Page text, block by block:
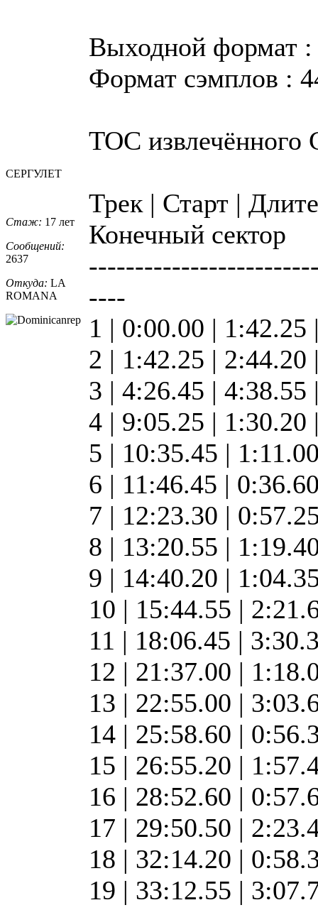
СЕРГУЛЕТ
Стаж: 17 лет
Сообщений:
2637
Откуда: LA
ROMANA
Выходной формат :
Формат сэмплов :
TOC извлечённого
Трек | Старт |
Конечный сектор
----
1 | 0:00.00 | 1:42.25
2 | 1:42.25 | 2:44.20
3 | 4:26.45 | 4:38.55
4 | 9:05.25 | 1:30.20
5 | 10:35.45 |
6 | 11:46.45 |
7 | 12:23.30 |
8 | 13:20.55 |
9 | 14:40.20 |
10 | 15:44.55 |
11 | 18:06.45 |
12 | 21:37.00 |
13 | 22:55.00 |
14 | 25:58.60 |
15 | 26:55.20 |
16 | 28:52.60 |
17 | 29:50.50 |
18 | 32:14.20 |
19 | 33:12.55 |